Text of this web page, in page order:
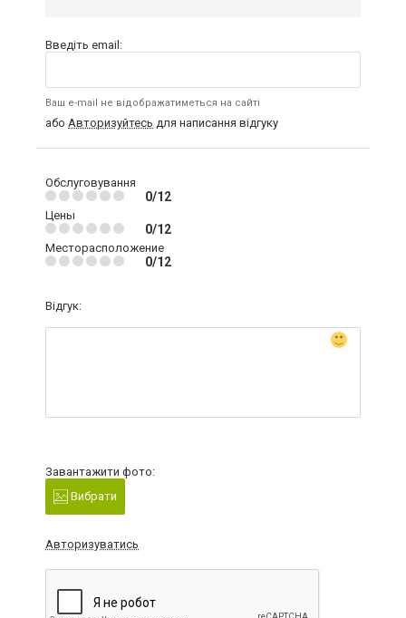
Введіть email:
Ваш e-mail не відображатиметься на сайті
або Авторизуйтесь для написання відгуку
Обслуговування
0/12
Цены
0/12
Месторасположение
0/12
Відгук:
Завантажити фото:
Вибрати
Авторизуватись